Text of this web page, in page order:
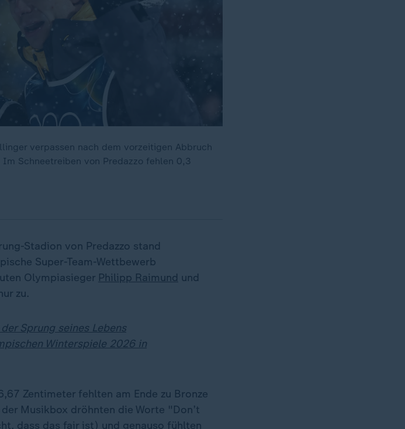
verpassen nach dem vorzeitigen Abbruch
Schneetreiben von Predazzo fehlen 0,3
Stadion von Predazzo stand
Super-Team-Wettbewerb
Olympiasieger Philipp Raimund und
zu.
Sprung seines Lebens
Winterspiele 2026 in
Zentimeter fehlten am Ende zu Bronze
der Musikbox dröhnten die Worte "Don’t
dass das fair ist) und genauso fühlten